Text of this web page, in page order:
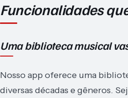
Funcionalidades
Uma biblioteca musical
Nosso app oferece uma
diversas décadas e gêneros.